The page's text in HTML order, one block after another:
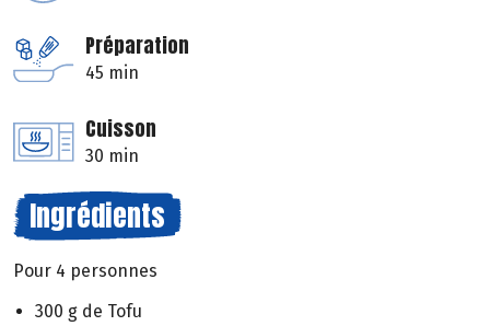
Préparation
45 min
Cuisson
30 min
Ingrédients
Pour 4 personnes
300 g de Tofu